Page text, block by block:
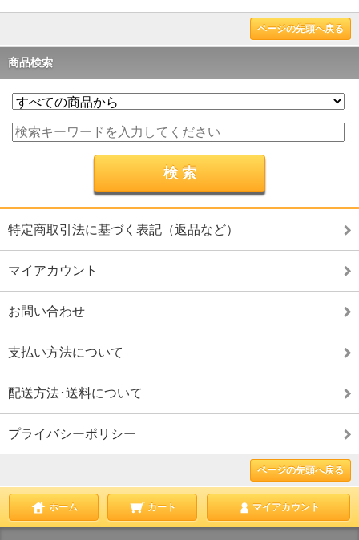
ページの先頭へ戻る
商品検索
特定商取引法に基づく表記（返品など）
マイアカウント
お問い合わせ
支払い方法について
配送方法･送料について
プライバシーポリシー
ページの先頭へ戻る
ホーム カート マイアカウント